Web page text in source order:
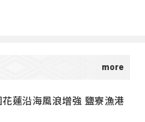
蓮沿海風浪增強 鹽寮漁港